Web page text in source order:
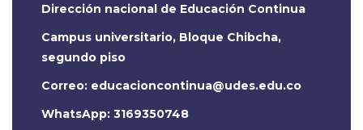
Dirección nacional de Educación Continua
Campus universitario, Bloque Chibcha,
segundo piso
Correo:
WhatsApp: 3169350748